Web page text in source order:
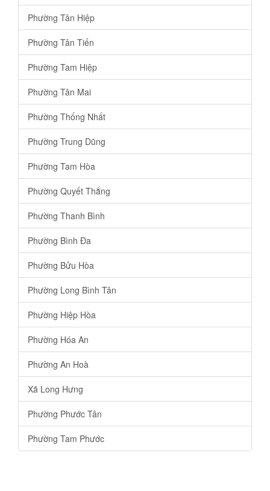
Phường Tân Hiệp
Phường Tân Tiến
Phường Tam Hiệp
Phường Tân Mai
Phường Thống Nhất
Phường Trung Dũng
Phường Tam Hòa
Phường Quyết Thắng
Phường Thanh Bình
Phường Bình Đa
Phường Bửu Hòa
Phường Long Bình Tân
Phường Hiệp Hòa
Phường Hóa An
Phường An Hoà
Xã Long Hưng
Phường Phước Tân
Phường Tam Phước